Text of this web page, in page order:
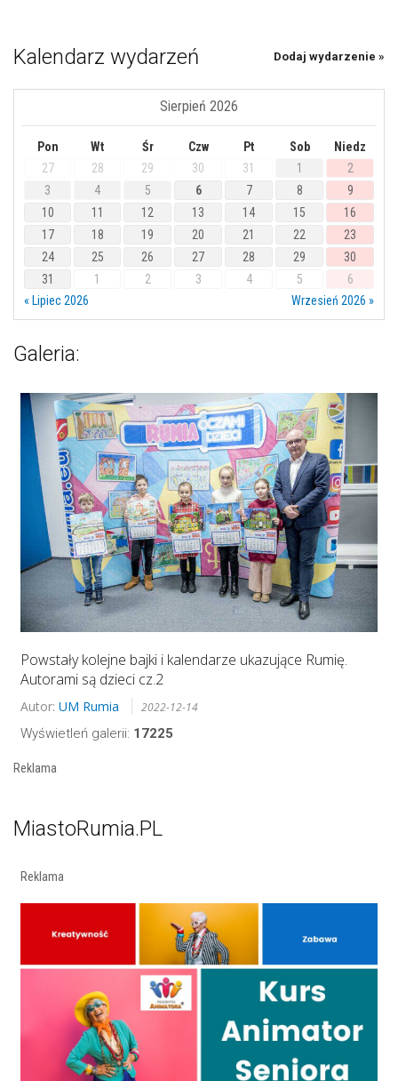
Kalendarz wydarzeń Dodaj wydarzenie »
Sierpień 2026
Pon Wt Śr Czw Pt Sob
Niedz
27
28 29 30 31 1
2
3
4 5 6 7 8
9
10
11 12 13 14 15
16
17
18 19 20 21 22
23
24
25 26 27 28 29
30
31
1 2 3 4 5
6
« Lipiec 2026
Wrzesień 2026 »
Galeria:
Powstały kolejne bajki i kalendarze ukazujące Rumię.
Autorami są dzieci cz.2
Autor: UM Rumia 2022-12-14
Wyświetleń galerii: 17225
Reklama
MiastoRumia.PL
Reklama